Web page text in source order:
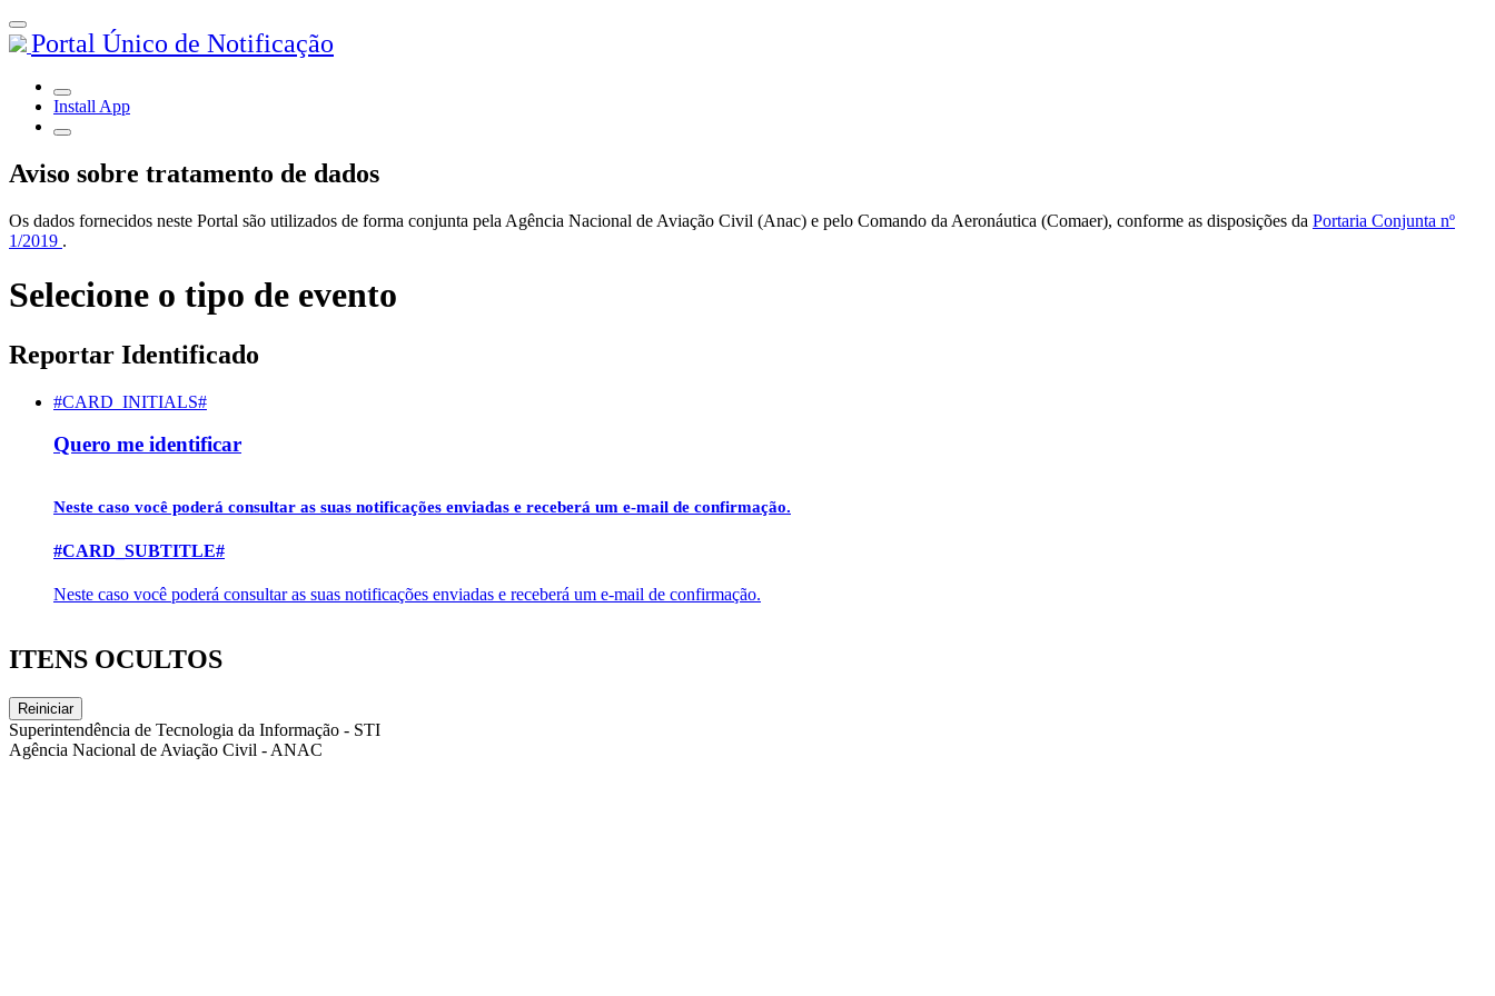
Portal Único de Notificação
Install App
Aviso sobre tratamento de dados
Os dados fornecidos neste Portal são utilizados de forma conjunta pela Agência Nacional de Aviação Civil (Anac) e pelo Comando da Aeronáutica (Comaer), conforme as disposições da Portaria Conjunta nº
1/2019 .
Selecione o tipo de evento
Reportar Identificado
#CARD_INITIALS#
Quero me identificar
Neste caso você poderá consultar as suas notificações enviadas e receberá um e-mail de confirmação.
#CARD_SUBTITLE#
Neste caso você poderá consultar as suas notificações enviadas e receberá um e-mail de confirmação.
ITENS OCULTOS
Reiniciar
Superintendência de Tecnologia da Informação - STI
Agência Nacional de Aviação Civil - ANAC